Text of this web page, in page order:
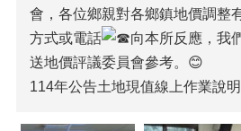
會，各位鄉親對各鄉鎮地價調整
方式或電話
向本所反應，我
送地價評議委員會參考。😊
114年公告土地現值線上作業說